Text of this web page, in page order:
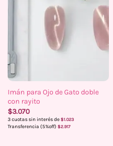
Imán para Ojo de Gato doble
con rayito
$3.070
3 cuotas sin interés de $1.023
Transferencia (5%off) $2.917